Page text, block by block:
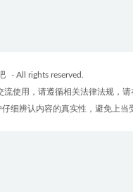
- All rights reserved.
使用，请遵循相关法律法规，请
细辨认内容的真实性，避免上当